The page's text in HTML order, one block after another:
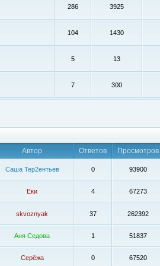
286 3925
104 1430
5 13
7 300
Автор Ответов Просмотров
Саша Тер2ентьев 0 93900
Еки 4 67273
skvoznyak 37 262392
Аня Седова 1 51837
Серёжа 0 67520